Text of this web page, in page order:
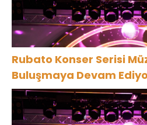
Rubato Konser Serisi
Buluşmaya Devam